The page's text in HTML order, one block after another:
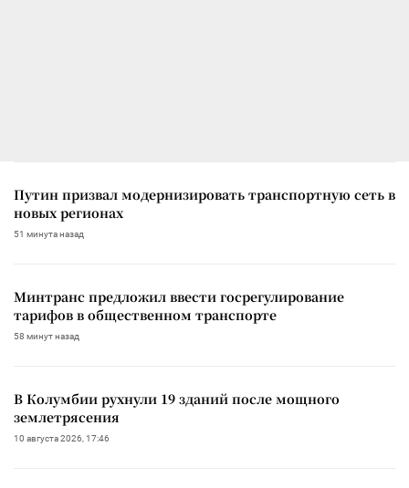
Путин призвал модернизировать транспортную сеть в
новых регионах
51 минута назад
Минтранс предложил ввести госрегулирование
тарифов в общественном транспорте
58 минут назад
В Колумбии рухнули 19 зданий после мощного
землетрясения
10 августа 2026, 17:46